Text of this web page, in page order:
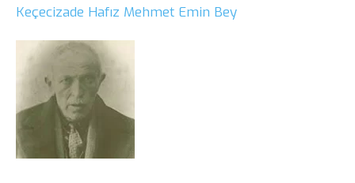
Keçecizade Hafız Mehmet Emin Bey